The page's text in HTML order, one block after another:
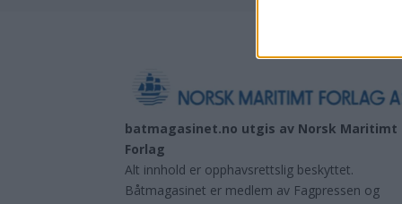
batmagasinet.no utgis av Norsk Maritimt
Forlag
Alt innhold er opphavsrettslig beskyttet.
Båtmagasinet er medlem av Fagpressen og